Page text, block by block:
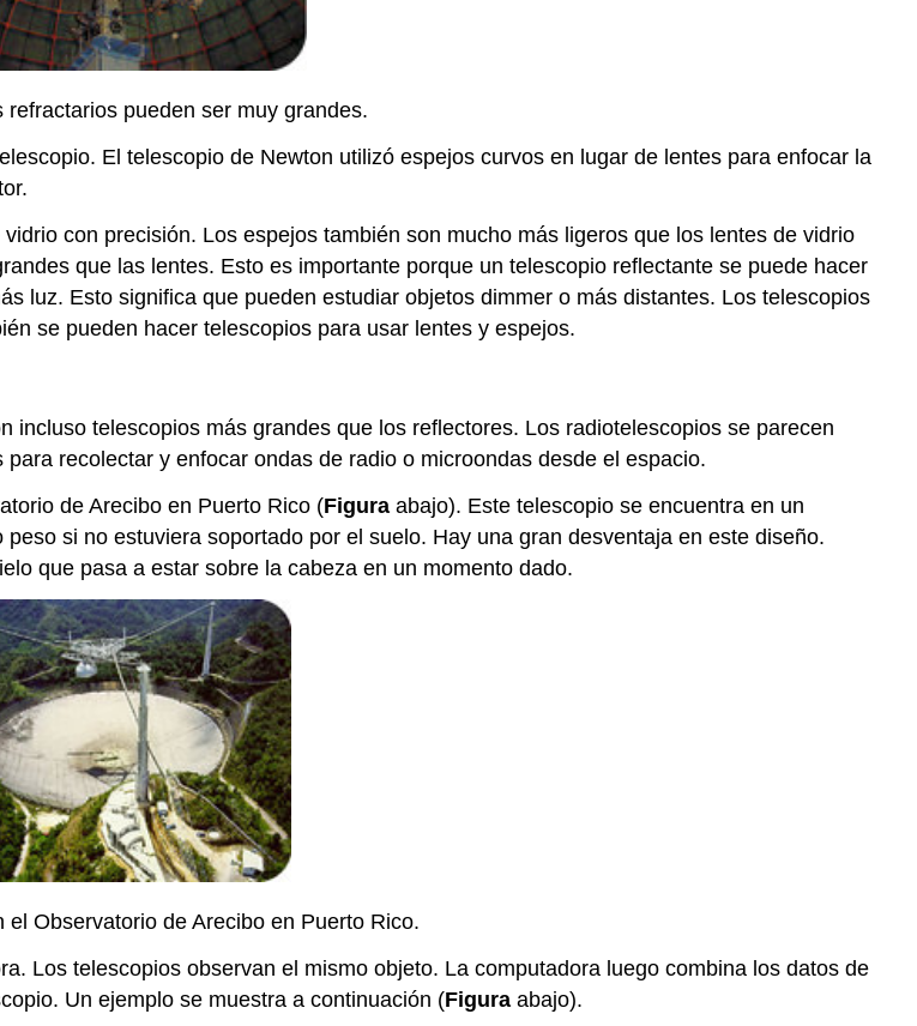
refractarios pueden ser muy grandes.
El telescopio de Newton utilizó espejos curvos en lugar de lentes para enfocar la
con precisión. Los espejos también son mucho más ligeros que los lentes de vidrio
que las lentes. Esto es importante porque un telescopio reflectante se puede hacer
luz. Esto significa que pueden estudiar objetos dimmer o más distantes. Los telescopios
se pueden hacer telescopios para usar lentes y espejos.
incluso telescopios más grandes que los reflectores. Los radiotelescopios se parecen
recolectar y enfocar ondas de radio o microondas desde el espacio.
de Arecibo en Puerto Rico (Figura abajo). Este telescopio se encuentra en un
si no estuviera soportado por el suelo. Hay una gran desventaja en este diseño.
que pasa a estar sobre la cabeza en un momento dado.
el Observatorio de Arecibo en Puerto Rico.
Los telescopios observan el mismo objeto. La computadora luego combina los datos de
Un ejemplo se muestra a continuación (Figura abajo).